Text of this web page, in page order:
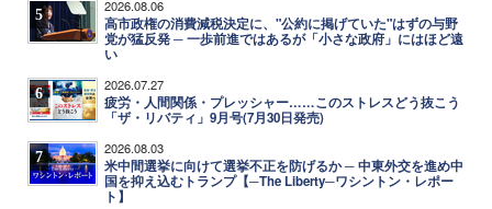
5 2026.08.06
高市政権の消費減税決定に、"公約に掲げていた"はずの与野
党が猛反発 ─ 一歩前進ではあるが「小さな政府」にはほど遠
い
6 2026.07.27
疲労・人間関係・プレッシャー……このストレスどう抜こう
「ザ・リバティ」9月号(7月30日発売)
7 2026.08.03
米中間選挙に向けて選挙不正を防げるか ─ 中東外交を進め中
国を抑え込むトランプ【─The Liberty─ワシントン・レポー
ト】